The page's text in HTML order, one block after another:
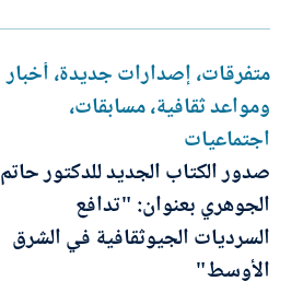
متفرقات، إصدارات جديدة، أخبار
ومواعد ثقافية، مسابقات،
اجتماعيات
صدور الكتاب الجديد للدكتور حاتم
الجوهري بعنوان: "تدافع
السرديات الجيوثقافية في الشرق
الأوسط"